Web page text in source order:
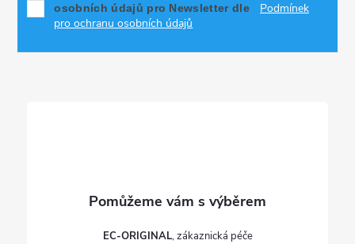
osobních údajů pro Newsletter dle
Podmínek
pro ochranu osobních údajů
EC-ORIGINAL